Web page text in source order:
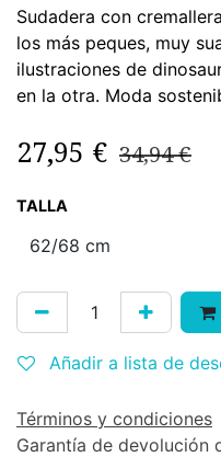
Sudadera con
los más peques, muy
ilustraciones de
en la otra. Moda
27,95 € 34,94€
TALLA
Añadir a lista de
Términos y condiciones
Garantía de devolución